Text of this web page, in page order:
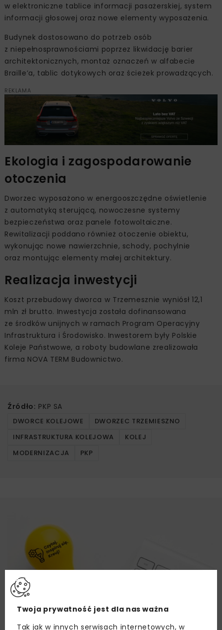
w elektroniczne tablice informacji pasażerskiej, system
informacji głosowej oraz nowe elementy wyposażenia.
Budynek dostosowano do potrzeb osób
z niepełnosprawnościami poprzez likwidację barier
architektonicznych, montaż oznaczeń w alfabecie
Braille’a, tablic dotykowych oraz ścieżek prowadzących.
REKLAMA
Ekologia i zagospodarowanie
otoczenia
Dworzec wyposażono w energooszczędne oświetlenie
z automatyką sterującą, nowoczesne systemy
bezpieczeństwa oraz panele fotowoltaiczne.
Rewitalizacji poddano również otoczenie obiektu,
wykonując nowe nawierzchnie, schody, pochylnie
oraz montując elementy małej architektury.
Realizacja inwestycji
Koszt przebudowy dworca w Trzemesznie wyniósł 12,1
mln zł brutto. Inwestycja została dofinansowana
ze środków unijnych w ramach Program Operacyjny
Infrastruktura i Środowisko. Inwestorem były Polskie
Koleje Państwowe, a roboty budowlane zrealizowała
firma NOVA TERM Budownictwo.
Źródło: PKP SA
DWORCE KOLEJOWE
DWORZEC TRZEMIESZNO
INFRASTRUKTURA KOLEJOWA
KOLEJ
MODERNIZACJA
PKP
Twoja prywatność jest dla nas ważna
Tak jak w innych serwisach internetowych, w